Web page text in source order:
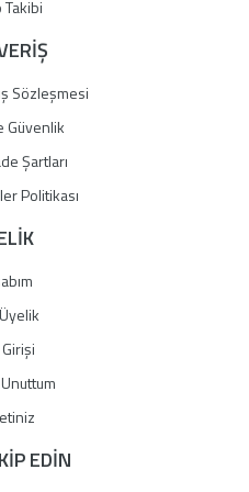
Takibi
Sözleşmesi
Güvenlik
Şartları
Politikası
EDİN